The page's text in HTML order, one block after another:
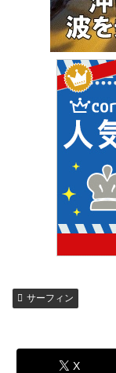
サーフィン
X